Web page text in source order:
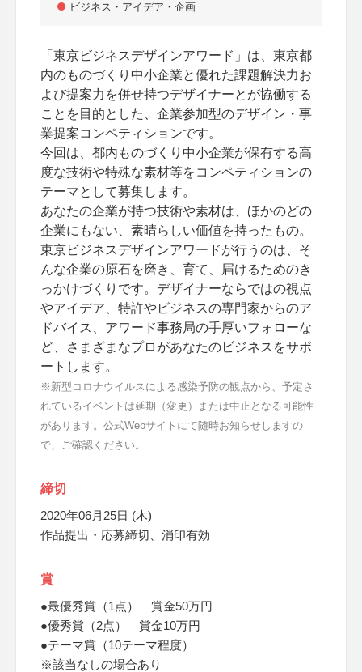
ビジネス・アイデア・企画
「東京ビジネスデザインアワード」は、東京都
内のものづくり中小企業と優れた課題解決力お
よび提案力を併せ持つデザイナーとが協働する
ことを目的とした、企業参加型のデザイン・事
業提案コンペティションです。
今回は、都内ものづくり中小企業が保有する高
度な技術や特殊な素材等をコンペティションの
テーマとして募集します。
あなたの企業が持つ技術や素材は、ほかのどの
企業にもない、素晴らしい価値を持ったもの。
東京ビジネスデザインアワードが行うのは、そ
んな企業の原石を磨き、育て、届けるためのき
っかけづくりです。デザイナーならではの視点
やアイデア、特許やビジネスの専門家からのア
ドバイス、アワード事務局の手厚いフォローな
ど、さまざまなプロがあなたのビジネスをサポ
ートします。
※新型コロナウイルスによる感染予防の観点から、予定さ
れているイベントは延期（変更）または中止となる可能性
があります。公式Webサイトにて随時お知らせしますの
で、ご確認ください。
締切
2020年06月25日 (木)
作品提出・応募締切、消印有効
賞
●最優秀賞（1点） 賞金50万円
●優秀賞（2点） 賞金10万円
●テーマ賞（10テーマ程度）
※該当なしの場合あり